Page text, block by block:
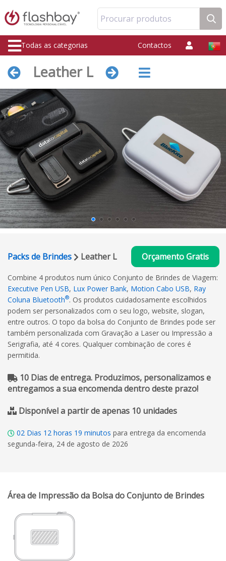
Procurar produtos
Todas as categorias Contactos
Leather L
Packs de Brindes Leather L Orçamento Gratis
Combine 4 produtos num único Conjunto de Brindes de Viagem:
Executive Pen USB, Lux Power Bank, Motion Cabo USB, Ray
Coluna Bluetooth®. Os produtos cuidadosamente escolhidos
podem ser personalizados com o seu logo, website, slogan,
entre outros. O topo da bolsa do Conjunto de Brindes pode ser
também personalizada com Gravação a Laser ou Impressão a
Serigrafia, até 4 cores. Qualquer combinação de cores é
permitida.
10 Dias de entrega. Produzimos, personalizamos e
entregamos a sua encomenda dentro deste prazo!
Disponível a partir de apenas 10 unidades
02 Dias 12 horas 19 minutos para entrega da encomenda
segunda-feira, 24 de agosto de 2026
Área de Impressão da Bolsa do Conjunto de Brindes